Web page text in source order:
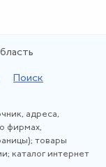
Поиск
адреса,
фирмах,
товары
каталог интернет